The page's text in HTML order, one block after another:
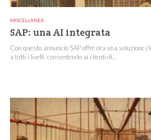
MISCELLANEA
SAP: una AI integrata
Con questo annuncio SAP offre ora una soluzione
a tutti i livelli, consentendo ai clienti di...